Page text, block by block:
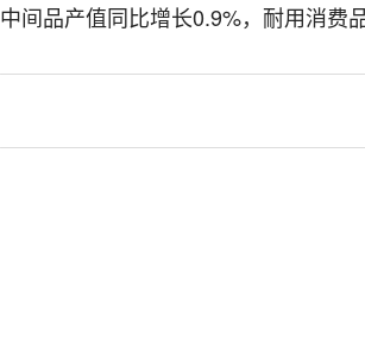
中间品产值同比增长0.9%，耐用消费